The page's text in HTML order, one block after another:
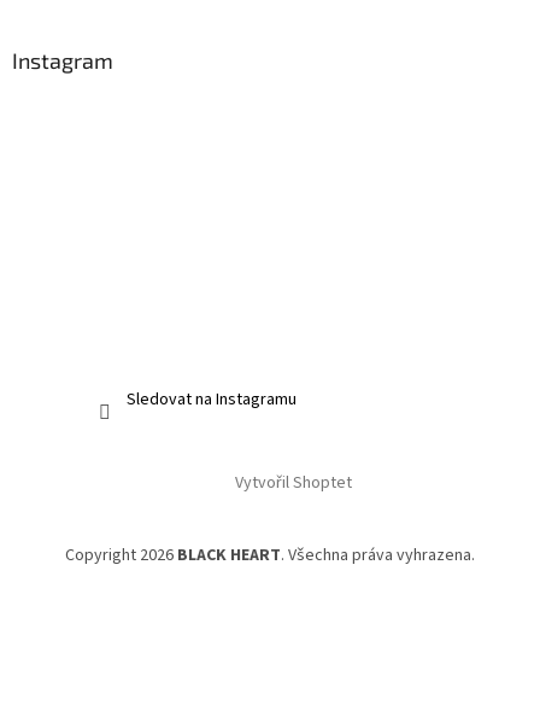
Instagram
Sledovat na Instagramu
Vytvořil Shoptet
Copyright 2026 BLACK HEART. Všechna práva vyhrazena.